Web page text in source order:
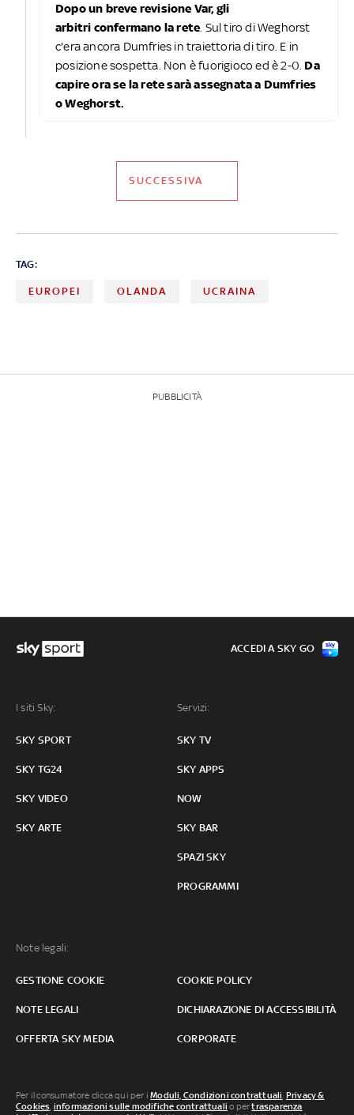
Dopo un breve revisione Var, gli
arbitri confermano la rete . Sul tiro di Weghorst
c'era ancora Dumfries in traiettoria di tiro. E in
posizione sospetta. Non è fuorigioco ed è 2-0. Da
capire ora se la rete sarà assegnata a Dumfries
o Weghorst.
SUCCESSIVA
TAG:
EUROPEI OLANDA UCRAINA
PUBBLICITÀ
I siti Sky:
SKY SPORT
SKY TG24
SKY VIDEO
SKY ARTE
Servizi:
SKY TV
SKY APPS
NOW
SKY BAR
SPAZI SKY
PROGRAMMI
Note legali:
GESTIONE COOKIE COOKIE POLICY
NOTE LEGALI DICHIARAZIONE DI ACCESSIBILITÀ
OFFERTA SKY MEDIA CORPORATE
ACCEDI A SKY GO
Per il consumatore clicca qui per iModuli, Condizioni contrattuali, Privacy &
Cookies, informazioni sulle modifiche contrattuali o pertrasparenza